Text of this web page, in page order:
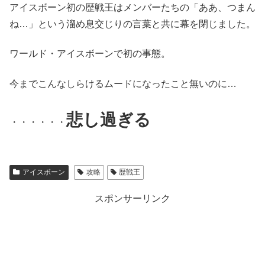
アイスボーン初の歴戦王はメンバーたちの「ああ、つまん
ね…」という溜め息交じりの言葉と共に幕を閉じました。
ワールド・アイスボーンで初の事態。
今までこんなしらけるムードになったこと無いのに…
・・・・・・ 悲し過ぎる
アイスボーン 攻略 歴戦王
スポンサーリンク